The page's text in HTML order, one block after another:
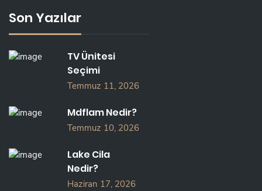
Son Yazılar
TV Ünitesi
Seçimi
Temmuz 11, 2026
Mdflam Nedir?
Temmuz 10, 2026
Lake Cila
Nedir?
Haziran 17, 2026